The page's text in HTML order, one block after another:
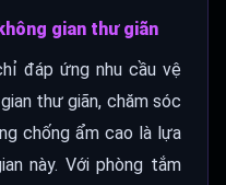
gian thư giãn
đáp ứng nhu cầu vệ
thư giãn, chăm sóc
chống ẩm cao là lựa
này. Với phòng tắm